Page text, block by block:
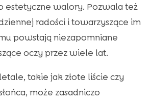
estetyczne walory. Pozwala też
radości i towarzyszące im
powstają niezapomniane
oczy przez wiele lat.
takie jak złote liście czy
może zasadniczo